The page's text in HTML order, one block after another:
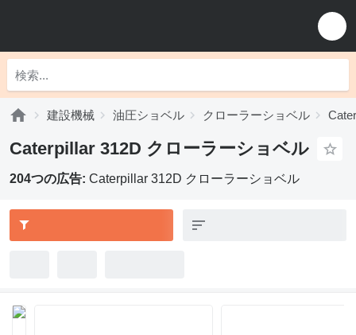
建設機械 油圧ショベル クローラーショベル
Caterpillar 312D クローラーショベル
204つの広告: Caterpillar 312D クローラーショベル